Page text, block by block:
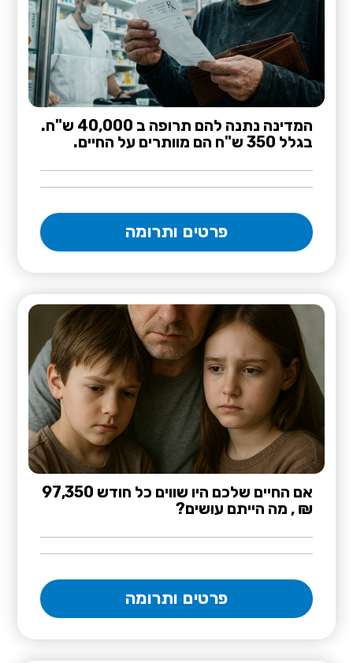
המדינה נתנה להם תרופה ב 40,000 ש"ח.
בגלל 350 ש"ח הם מוותרים על החיים.
פרטים ותרומה
אם החיים שלכם היו שווים כל חודש 97,350
₪ , מה הייתם עושים?
פרטים ותרומה